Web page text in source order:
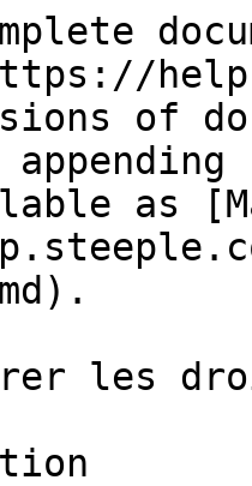
of
as
les